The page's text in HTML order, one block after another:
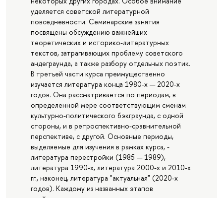
уделяется советской литературной
повседневности. Семинарские занятия
посвящены обсуждению важнейших
теоретических и историко-литературных
текстов, затрагивающих проблему советского
андеграунда, а также разбору отдельных поэтик.
В третьей части курса преимущественно
изучается литература конца 1980-х — 2020-х
годов. Она рассматривается по периодам, в
определенной мере соответствующим сменам
культурно-политического бэкграунда, с одной
стороны, и в ретроспективно-сравнительной
перспективе, с другой. Основные периоды,
выделяемые для изучения в рамках курса, -
литература перестройки (1985 — 1989),
литература 1990-х, литература 2000-х и 2010-х
гг., наконец, литература "актуальная" (2020-х
годов). Каждому из названных этапов